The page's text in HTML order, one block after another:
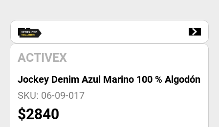
ACTIVEX
Jockey Denim Azul Marino 100 % Algodón
SKU: 06-09-017
$2840
5. casco